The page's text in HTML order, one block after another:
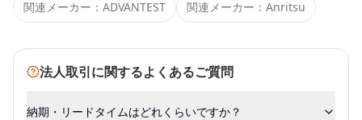
関連メーカー： ADVANTEST 関連メーカー： Anritsu
法人取引に関するよくあるご質問
納期・リードタイムはどれくらいですか？